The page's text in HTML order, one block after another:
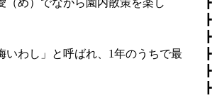
め）でながら園内散策を楽し
わし」と呼ばれ、1年のうちで最
┣
┣
┣
┣
┣
┣